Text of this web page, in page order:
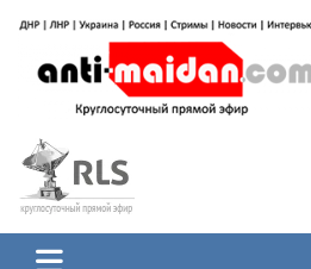
содержимому
Антимайдан:
на Украине
гражданской войне на Украине,
ЛНР и других регионах.